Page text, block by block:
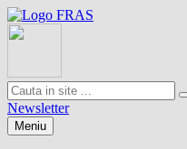
Newsletter
Meniu